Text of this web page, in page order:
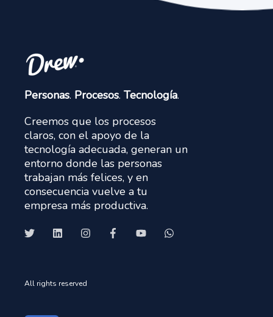
Personas. Procesos. Tecnología.
Creemos que los procesos
claros, con el apoyo de la
tecnología adecuada, generan un
entorno donde las personas
trabajan más felices, y en
consecuencia vuelve a tu
empresa más productiva.
All rights reserved